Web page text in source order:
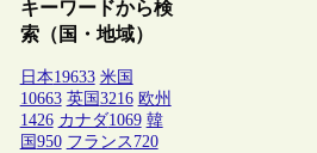
キーワードから検
索（国・地域）
日本19633 米国
10663 英国 3216 欧州
1426 カナダ1069 韓
国 950 フランス 720